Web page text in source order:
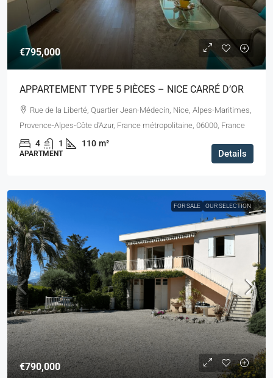
€795,000
APPARTEMENT TYPE 5 PIÈCES – NICE CARRÉ D’OR
Rue de la Liberté, Quartier Jean-Médecin, Nice, Alpes-Maritimes,
Provence-Alpes-Côte d'Azur, France métropolitaine, 06000, France
4 1 110 m²
APARTMENT Details
FOR SALE OUR SELECTION
€790,000